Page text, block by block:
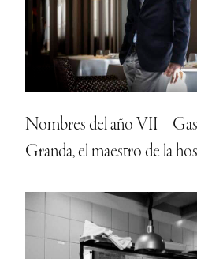
Nombres del año VII –
Granda, el maestro de la